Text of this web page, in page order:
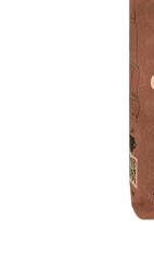
Pahare de cafea
Cappucino instant